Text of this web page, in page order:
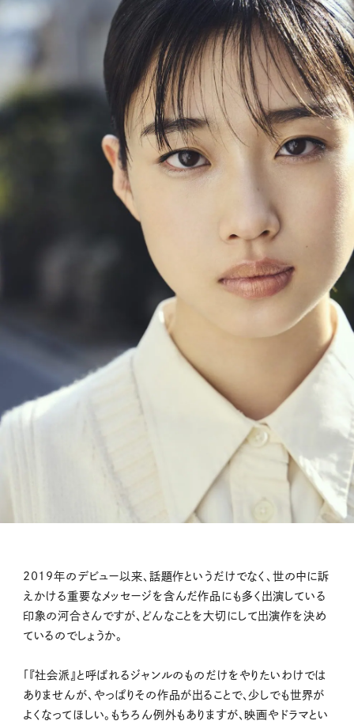
2019年のデビュー以来、話題作というだけでなく、世の中に訴
えかける重要なメッセージを含んだ作品にも多く出演している
印象の河合さんですが、どんなことを大切にして出演作を決め
ているのでしょうか。
「『社会派』と呼ばれるジャンルのものだけをやりたいわけでは
ありませんが、やっぱりその作品が出ることで、少しでも世界が
よくなってほしい。もちろん例外もありますが、映画やドラマとい